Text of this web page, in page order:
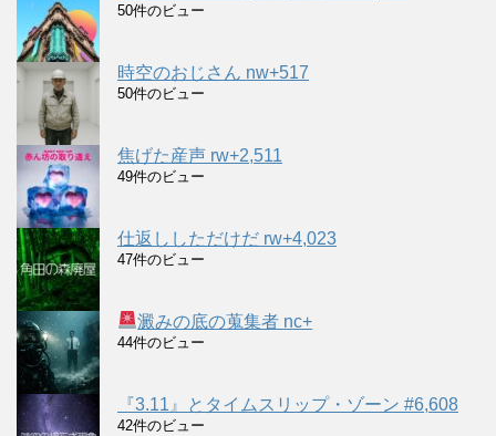
50件のビュー
時空のおじさん nw+517
50件のビュー
焦げた産声 rw+2,511
49件のビュー
仕返ししただけだ rw+4,023
47件のビュー
澱みの底の蒐集者 nc+
44件のビュー
『3.11』とタイムスリップ・ゾーン #6,608
42件のビュー